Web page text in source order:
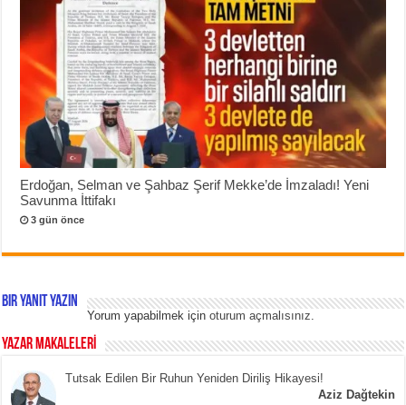
Erdoğan, Selman ve Şahbaz Şerif Mekke’de İmzaladı! Yeni
Savunma İttifakı
3 gün önce
Bir yanıt yazın
Yorum yapabilmek içinoturum açmalısınız
YAZAR MAKALELERİ
Tutsak Edilen Bir Ruhun Yeniden Diriliş Hikayesi!
Aziz Dağtekin